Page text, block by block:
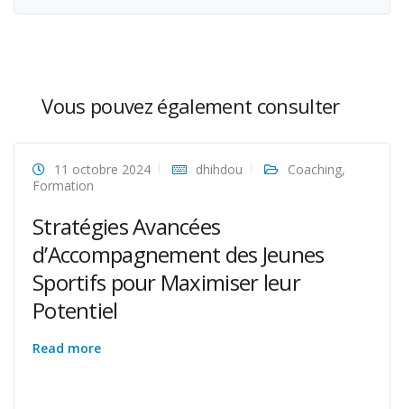
Vous pouvez également consulter
11 octobre 2024 dhihdou Coaching,
Formation
Stratégies Avancées
d’Accompagnement des Jeunes
Sportifs pour Maximiser leur
Potentiel
Read more